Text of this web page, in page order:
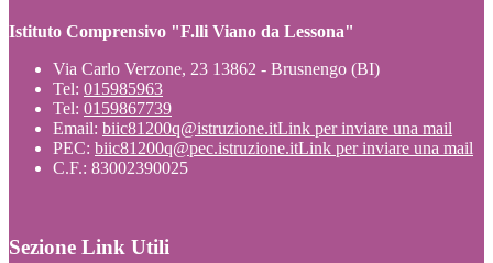
Istituto Comprensivo "F.lli Viano da Lessona"
Via Carlo Verzone, 23 13862 - Brusnengo (BI)
Tel: 015985963
Tel: 0159867739
Email: biic81200q@istruzione.itLink per inviare una mail
PEC: biic81200q@pec.istruzione.itLink per inviare una mail
C.F.: 83002390025
Sezione Link Utili